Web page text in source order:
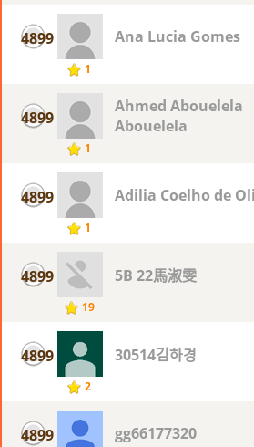
4899
1
Ana Lucia Gomes
4899
1
Ahmed Abouelela
Abouelela
4899
1
Adilia Coelho de
4899
19
5B 22馬淑雯
4899
2
30514김하경
4899 gg66177320